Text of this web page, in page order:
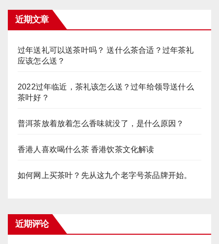
近期文章
过年送礼可以送茶叶吗？ 送什么茶合适？过年茶礼
应该怎么送？
2022过年临近，茶礼该怎么送？过年给领导送什么
茶叶好？
普洱茶放着放着怎么香味就没了，是什么原因？
香港人喜欢喝什么茶 香港饮茶文化解读
如何网上买茶叶？先从这九个老字号茶品牌开始。
近期评论